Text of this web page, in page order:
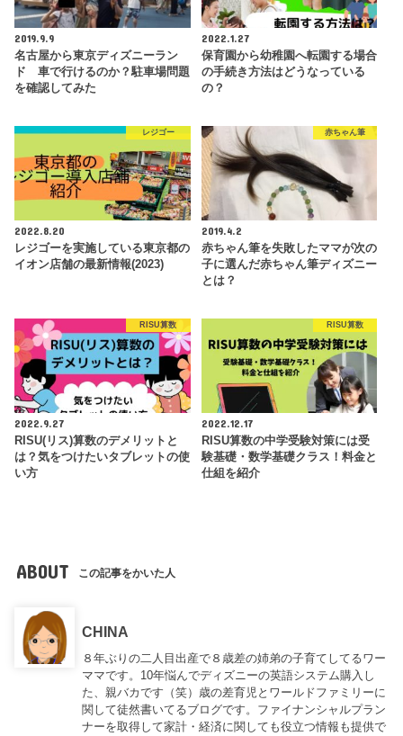
2019.9.9
名古屋から東京ディズニーラン
ド 車で行けるのか？駐車場問題
を確認してみた
2022.1.27
保育園から幼稚園へ転園する場合
の手続き方法はどうなっている
の？
レジゴー
2022.8.20
レジゴーを実施している東京都の
イオン店舗の最新情報(2023)
赤ちゃん筆
2019.4.2
赤ちゃん筆を失敗したママが次の
子に選んだ赤ちゃん筆ディズニー
とは？
RISU算数
2022.9.27
RISU(リス)算数のデメリットと
は？気をつけたいタブレットの使
い方
RISU算数
2022.12.17
RISU算数の中学受験対策には受
験基礎・数学基礎クラス！料金と
仕組を紹介
ABOUT この記事をかいた人
CHINA
８年ぶりの二人目出産で８歳差の姉弟の子育てしてるワー
ママです。10年悩んでディズニーの英語システム購入し
た、親バカです（笑）歳の差育児とワールドファミリーに
関して徒然書いてるブログです。ファイナンシャルプラン
ナーを取得して家計・経済に関しても役立つ情報も提供で